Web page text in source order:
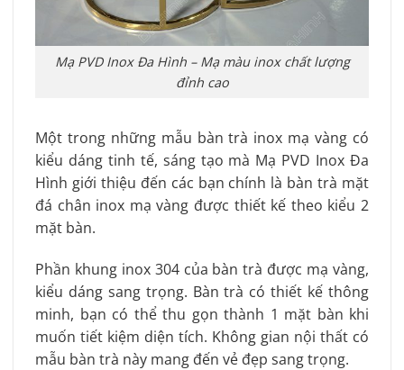
Mạ PVD Inox Đa Hình – Mạ màu inox chất lượng
đỉnh cao
Một trong những mẫu bàn trà inox mạ vàng có
kiểu dáng tinh tế, sáng tạo mà Mạ PVD Inox Đa
Hình giới thiệu đến các bạn chính là bàn trà mặt
đá chân inox mạ vàng được thiết kế theo kiểu 2
mặt bàn.
Phần khung inox 304 của bàn trà được mạ vàng,
kiểu dáng sang trọng. Bàn trà có thiết kế thông
minh, bạn có thể thu gọn thành 1 mặt bàn khi
muốn tiết kiệm diện tích. Không gian nội thất có
mẫu bàn trà này mang đến vẻ đẹp sang trọng.